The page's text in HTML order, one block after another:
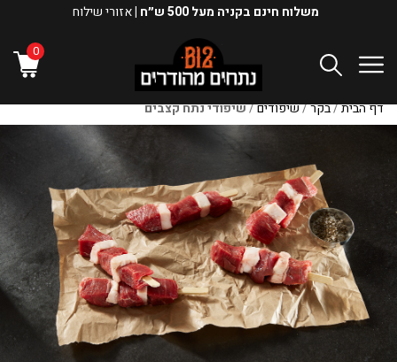
משלוח חינם בקניה מעל 500 ש״ח | אזורי שילוח
0
דף הבית/בקר/שיפודים/שיפודי נתח קצבים